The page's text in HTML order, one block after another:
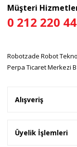
Müşteri
0 212 220
Robotzade Robot
Perpa Ticaret Merkezi B
Alışveriş
Üyelik İşlemleri